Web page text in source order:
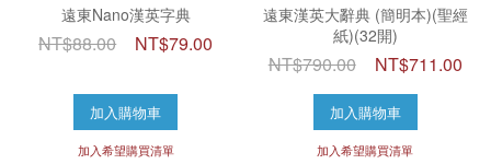
遠東Nano漢英字典
NT$88.00 NT$79.00
加入購物車
加入希望購買清單
遠東漢英大辭典 (簡明本)(聖經
紙)(32開)
NT$790.00 NT$711.00
加入購物車
加入希望購買清單